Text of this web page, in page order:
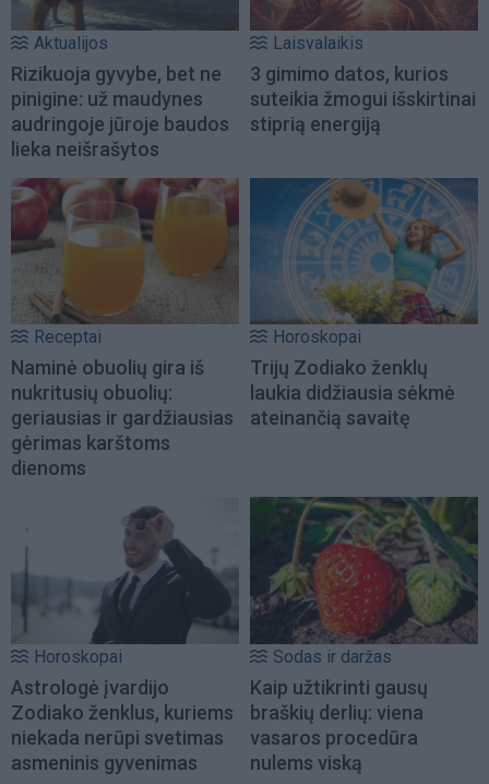
Aktualijos
Rizikuoja gyvybe, bet ne
pinigine: už maudynes
audringoje jūroje baudos
lieka neišrašytos
Laisvalaikis
3 gimimo datos, kurios
suteikia žmogui išskirtinai
stiprią energiją
Receptai
Naminė obuolių gira iš
nukritusių obuolių:
geriausias ir gardžiausias
gėrimas karštoms
dienoms
Horoskopai
Trijų Zodiako ženklų
laukia didžiausia sėkmė
ateinančią savaitę
Horoskopai
Astrologė įvardijo
Zodiako ženklus, kuriems
niekada nerūpi svetimas
asmeninis gyvenimas
Sodas ir daržas
Kaip užtikrinti gausų
braškių derlių: viena
vasaros procedūra
nulems viską